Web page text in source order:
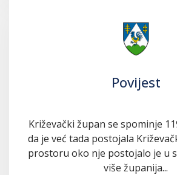
Povijest
Križevački župan se spominje
da je već tada postojala
prostoru oko nje postojalo je u
više županija...